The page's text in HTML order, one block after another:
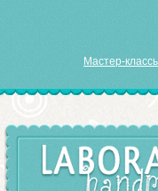
Мастер-